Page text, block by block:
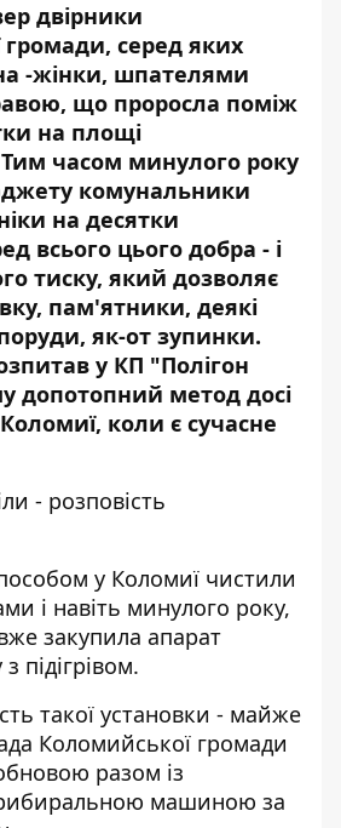
двірники
серед яких
-жінки, шпателями
що проросла поміж
на площі
часом минулого року
комунальники
на десятки
всього цього добра - і
тиску, який дозволяє
пам'ятники, деякі
як-от зупинки.
у КП "Полігон
допотопний метод досі
коли є сучасне
- розповість
у Коломиї чистили
і навіть минулого року,
закупила апарат
з підігрівом.
такої установки - майже
Коломийської громади
разом із
машиною за